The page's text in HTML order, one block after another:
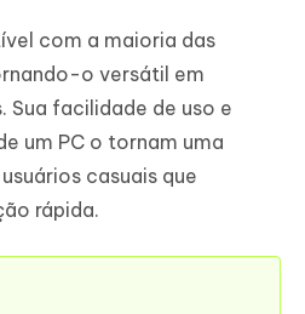
com a maioria das
o versátil em
Sua facilidade de uso e
um PC o tornam uma
casuais que
rápida.